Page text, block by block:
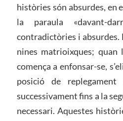
històries són absurdes, en
la paraula «davant-
contradictòries i absurdes.
nines matrioixques; quan
comença a enfonsar-se,
posició de
successivament fins a la
necessari. Aquestes